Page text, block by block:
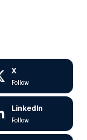
X
Follow
LinkedIn
Follow